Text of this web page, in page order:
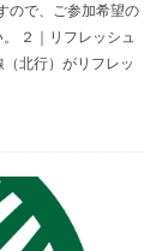
ので、ご参加希望の
２｜リフレッシュ
北行）がリフレッ